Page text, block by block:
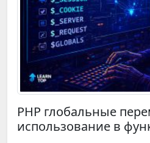
PHP глобальные
использование в